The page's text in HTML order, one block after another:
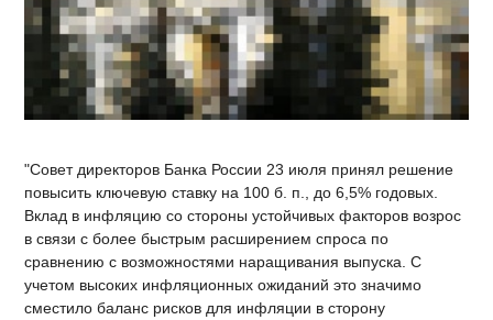
"Совет директоров Банка России 23 июля принял решение
повысить ключевую ставку на 100 б. п., до 6,5% годовых.
Вклад в инфляцию со стороны устойчивых факторов возрос
в связи с более быстрым расширением спроса по
сравнению с возможностями наращивания выпуска. C
учетом высоких инфляционных ожиданий это значимо
сместило баланс рисков для инфляции в сторону